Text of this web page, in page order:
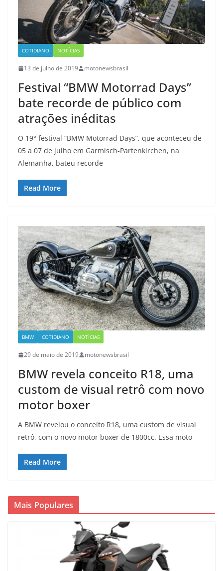
COTIDIANO NOTÍCIAS
13 de julho de 2019 motonewsbrasil
Festival “BMW Motorrad Days”
bate recorde de público com
atrações inéditas
O 19° festival “BMW Motorrad Days”, que aconteceu de
05 a 07 de julho em Garmisch-Partenkirchen, na
Alemanha, bateu recorde
Read More
BMW COTIDIANO NOTÍCIAS
29 de maio de 2019 motonewsbrasil
BMW revela conceito R18, uma
custom de visual retrô com novo
motor boxer
A BMW revelou o conceito R18, uma custom de visual
retrô, com o novo motor boxer de 1800cc. Essa moto
Read More
Mais Populares